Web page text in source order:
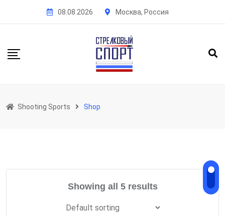
08.08.2026 Москва, Россия
Shooting Sports Shop
Showing all 5 results